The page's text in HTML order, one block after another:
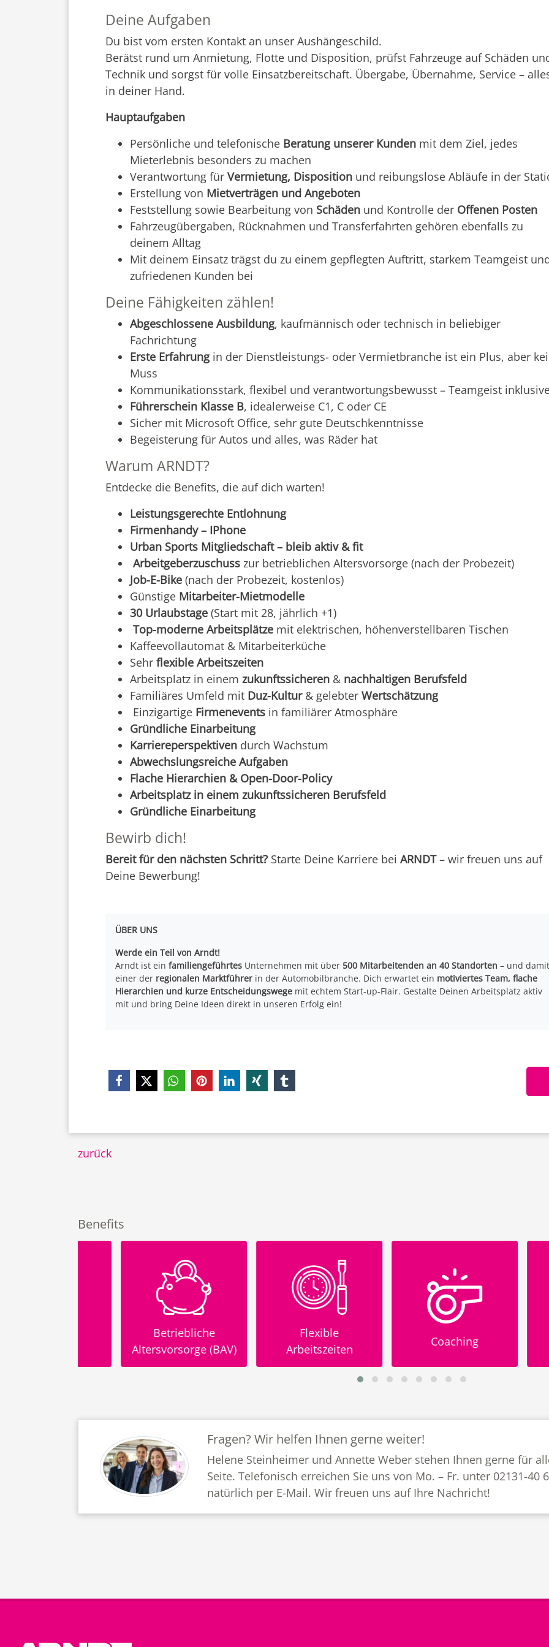
Deine Aufgaben
Du bist vom ersten Kontakt an unser Aushängeschild.
Berätst rund um Anmietung, Flotte und Disposition, prüfst Fahrzeuge auf Schäden
Technik und sorgst für volle Einsatzbereitschaft. Übergabe, Übernahme, Service –
in deiner Hand.
Hauptaufgaben
Persönliche und telefonische Beratung unserer Kunden mit dem Ziel, jedes
Mieterlebnis besonders zu machen
Verantwortung für Vermietung, Disposition und reibungslose Abläufe in der
Erstellung von Mietverträgen und Angeboten
Feststellung sowie Bearbeitung von Schäden und Kontrolle der Offenen Posten
Fahrzeugübergaben, Rücknahmen und Transferfahrten gehören ebenfalls zu
deinem Alltag
Mit deinem Einsatz trägst du zu einem gepflegten Auftritt, starkem Teamgeist
zufriedenen Kunden bei
Deine Fähigkeiten zählen!
Abgeschlossene Ausbildung, kaufmännisch oder technisch in beliebiger
Fachrichtung
Erste Erfahrung in der Dienstleistungs- oder Vermietbranche ist ein Plus, aber
Muss
Kommunikationsstark, flexibel und verantwortungsbewusst – Teamgeist
Führerschein Klasse B, idealerweise C1, C oder CE
Sicher mit Microsoft Office, sehr gute Deutschkenntnisse
Begeisterung für Autos und alles, was Räder hat
Warum ARNDT?
Entdecke die Benefits, die auf dich warten!
Leistungsgerechte Entlohnung
Firmenhandy – IPhone
Urban Sports Mitgliedschaft – bleib aktiv & fit
Arbeitgeberzuschuss zur betrieblichen Altersvorsorge (nach der Probezeit)
Job-E-Bike (nach der Probezeit, kostenlos)
Günstige Mitarbeiter-Mietmodelle
30 Urlaubstage (Start mit 28, jährlich +1)
Top-moderne Arbeitsplätze mit elektrischen, höhenverstellbaren Tischen
Kaffeevollautomat & Mitarbeiterküche
Sehr flexible Arbeitszeiten
Arbeitsplatz in einem zukunftssicheren & nachhaltigen Berufsfeld
Familiäres Umfeld mit Duz-Kultur& gelebter Wertschätzung
Einzigartige Firmenevents in familiärer Atmosphäre
Gründliche Einarbeitung
Karriereperspektiven durch Wachstum
Abwechslungsreiche Aufgaben
Flache Hierarchien & Open-Door-Policy
Arbeitsplatz in einem zukunftssicheren Berufsfeld
Gründliche Einarbeitung
Bewirb dich!
Bereit für den nächsten Schritt? Starte Deine Karriere bei ARNDT– wir freuen uns auf
Deine Bewerbung!
ÜBER UNS
Werde ein Teil von Arndt!
Arndt ist ein familiengeführtes Unternehmen mit über 500 Mitarbeitenden an 40 Standorten – und damit
einer der regionalen Marktführer in der Automobilbranche. Dich erwartet ein motiviertes Team, flache
Hierarchien und kurze Entscheidungswege mit echtem Start-up-Flair. Gestalte Deinen Arbeitsplatz aktiv
mit und bring Deine Ideen direkt in unseren Erfolg ein!
zurück
Benefits
Betriebliche
Altersvorsorge (BAV)
Arbeitszeiten
Coaching
Fragen? Wir helfen Ihnen gerne weiter!
Helene Steinheimer und Annette Weber stehen Ihnen gerne für
Seite. Telefonisch erreichen Sie uns von Mo. – Fr. unter 02131-40
natürlich per E-Mail. Wir freuen uns auf Ihre Nachricht!